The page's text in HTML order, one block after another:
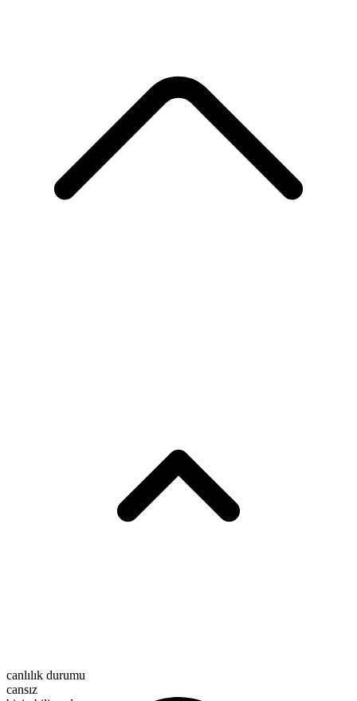
canlılık durumu
cansız